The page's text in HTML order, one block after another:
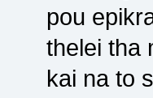
pou
thelei tha
kai na to